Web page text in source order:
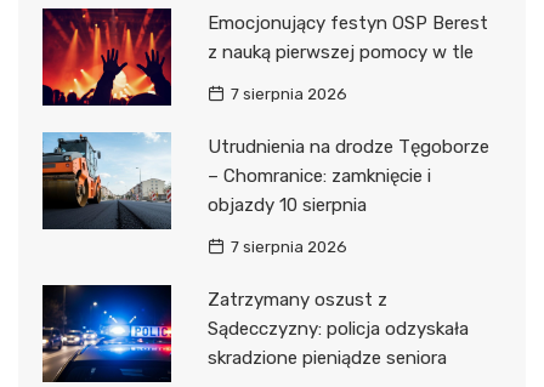
Emocjonujący festyn OSP Berest
z nauką pierwszej pomocy w tle
7 sierpnia 2026
Utrudnienia na drodze Tęgoborze
– Chomranice: zamknięcie i
objazdy 10 sierpnia
7 sierpnia 2026
Zatrzymany oszust z
Sądecczyzny: policja odzyskała
skradzione pieniądze seniora